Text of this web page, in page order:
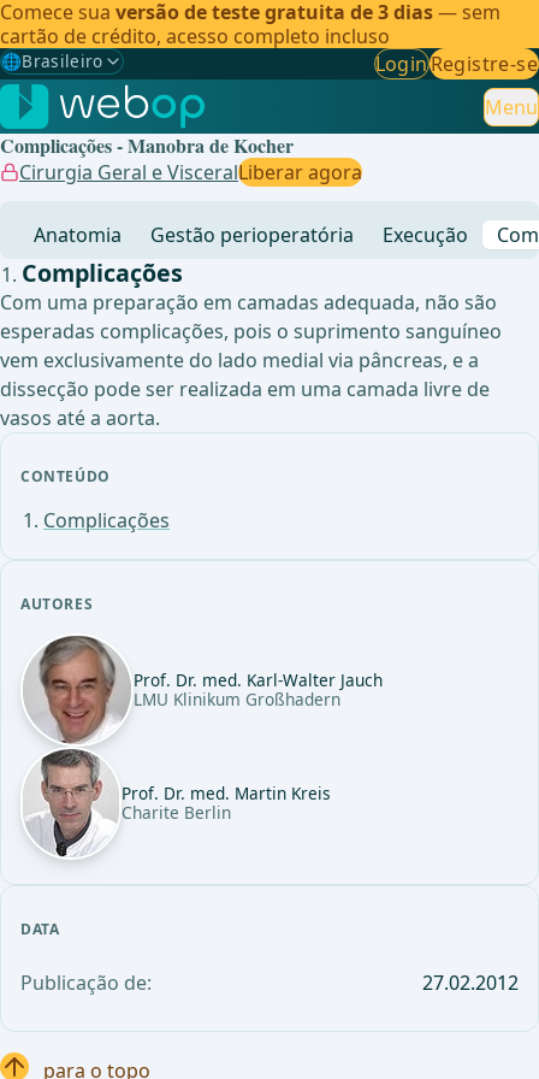
Comece sua versão de teste gratuita de 3 dias— sem
cartão de crédito, acesso completo incluso
🌐Brasileiro
Gewählte Sprache: Brasileiro
🇩🇪 Alemão
🇬🇧Inglês
🇧🇷 Brasileiro
LoginRegistre-se
Menu
Complicações - Manobra de Kocher
Cirurgia Geral e VisceralLiberar agora
Anatomia Gestão perioperatória Execução
CONTEÚDO
Complicações
AUTORES
Prof. Dr. med. Karl-Walter Jauch
LMU Klinikum Großhadern
Prof. Dr. med. Martin Kreis
Charite Berlin
DATA
Publicação de: 27.02.2012
Complicações
Com uma preparação em camadas adequada, não são
esperadas complicações, pois o suprimento sanguíneo
vem exclusivamente do lado medial via pâncreas, e a
dissecção pode ser realizada em uma camada livre de
vasos até a aorta.
para o topo